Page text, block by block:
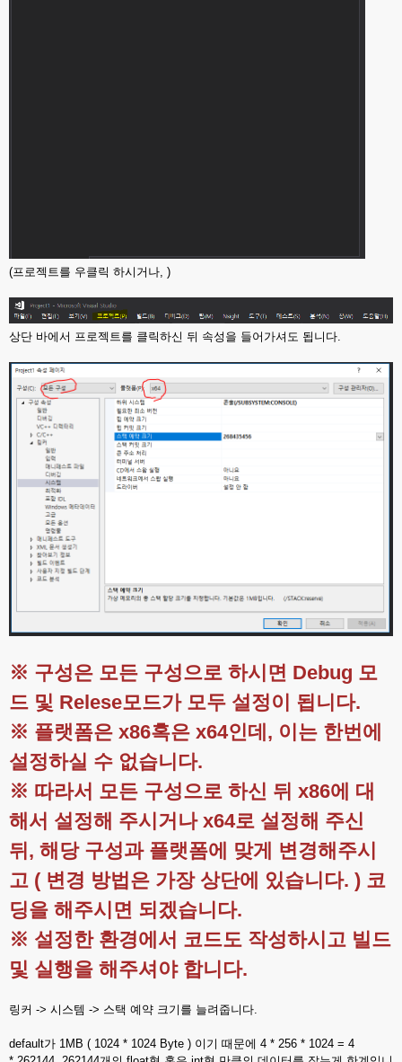
(프로젝트를 우클릭 하시거나, )
상단 바에서 프로젝트를 클릭하신 뒤 속성을 들어가셔도 됩니다.
※ 구성은 모든 구성으로 하시면 Debug 모
드 및 Relese모드가 모두 설정이 됩니다.
※ 플랫폼은 x86혹은 x64인데, 이는 한번에
설정하실 수 없습니다.
※ 따라서 모든 구성으로 하신 뒤 x86에 대
해서 설정해 주시거나 x64로 설정해 주신
뒤, 해당 구성과 플랫폼에 맞게 변경해주시
고 ( 변경 방법은 가장 상단에 있습니다. ) 코
딩을 해주시면 되겠습니다.
※ 설정한 환경에서 코드도 작성하시고 빌드
및 실행을 해주셔야 합니다.
링커 -> 시스템 -> 스택 예약 크기를 늘려줍니다.
default가 1MB ( 1024 * 1024 Byte ) 이기 때문에 4 * 256 * 1024 = 4